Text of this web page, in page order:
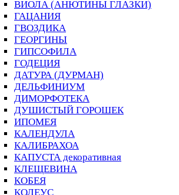
ВИОЛА (АНЮТИНЫ ГЛАЗКИ)
ГАЦАНИЯ
ГВОЗДИКА
ГЕОРГИНЫ
ГИПСОФИЛА
ГОДЕЦИЯ
ДАТУРА (ДУРМАН)
ДЕЛЬФИНИУМ
ДИМОРФОТЕКА
ДУШИСТЫЙ ГОРОШЕК
ИПОМЕЯ
КАЛЕНДУЛА
КАЛИБРАХОА
КАПУСТА декоративная
КЛЕЩЕВИНА
КОБЕЯ
КОЛЕУС